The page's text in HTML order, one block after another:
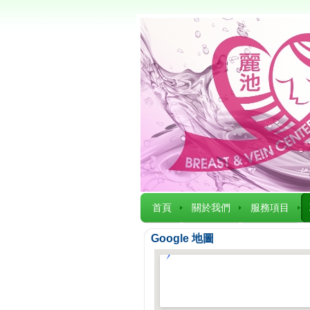
首頁 關於我們 服務項目
Google 地圖